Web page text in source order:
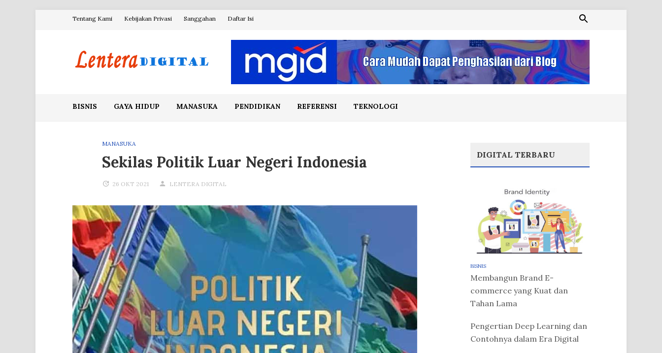
Tentang Kami Kebijakan Privasi Sanggahan Daftar Isi
BISNIS GAYA HIDUP MANASUKA PENDIDIKAN REFERENSI TEKNOLOGI
MANASUKA
Sekilas Politik Luar Negeri Indonesia
26 OKT 2021 LENTERA DIGITAL
DIGITAL TERBARU
BISNIS
Membangun Brand E-
commerce yang Kuat dan
Tahan Lama
Pengertian Deep Learning dan
Contohnya dalam Era Digital